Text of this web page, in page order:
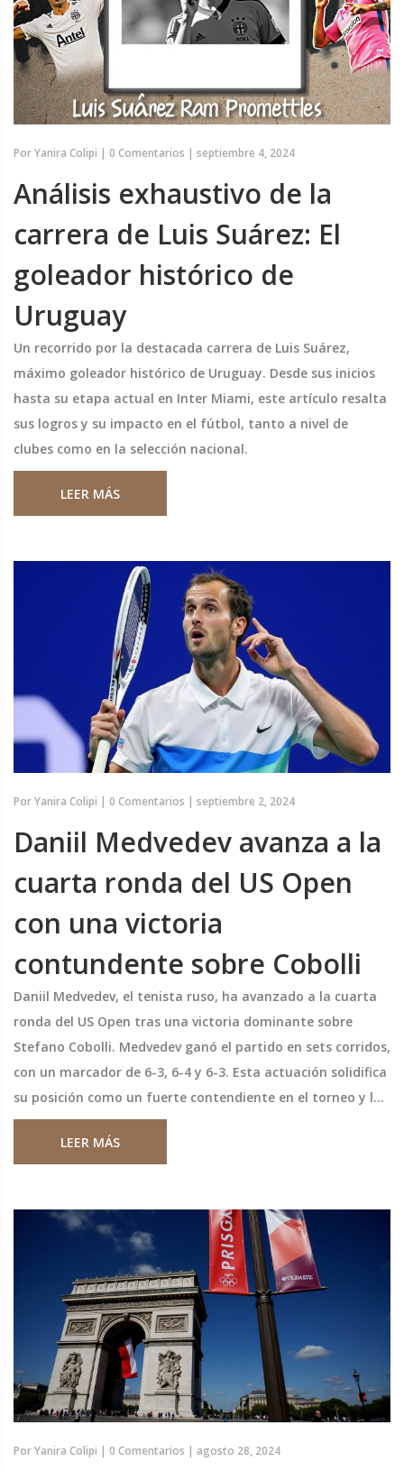
PorYanira Colipi | 0 Comentarios | septiembre 4, 2024
Análisis exhaustivo de la
carrera de Luis Suárez: El
goleador histórico de
Uruguay
Un recorrido por la destacada carrera de Luis Suárez,
máximo goleador histórico de Uruguay. Desde sus inicios
hasta su etapa actual en Inter Miami, este artículo resalta
sus logros y su impacto en el fútbol, tanto a nivel de
clubes como en la selección nacional.
LEER MÁS
PorYanira Colipi | 0 Comentarios | septiembre 2, 2024
Daniil Medvedev avanza a la
cuarta ronda del US Open
con una victoria
contundente sobre Cobolli
Daniil Medvedev, el tenista ruso, ha avanzado a la cuarta
ronda del US Open tras una victoria dominante sobre
Stefano Cobolli. Medvedev ganó el partido en sets corridos,
con un marcador de 6-3, 6-4 y 6-3. Esta actuación solidifica
su posición como un fuerte contendiente en el torneo y lo
prepara para enfrentarse a Nuno Borges en la próxima
LEER MÁS
PorYanira Colipi | 0 Comentarios | agosto 28, 2024